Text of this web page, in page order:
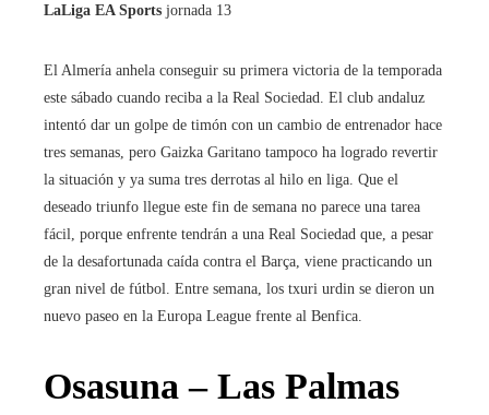
LaLiga EA Sports jornada 13
El Almería anhela conseguir su primera victoria de la temporada
este sábado cuando reciba a la Real Sociedad. El club andaluz
intentó dar un golpe de timón con un cambio de entrenador hace
tres semanas, pero Gaizka Garitano tampoco ha logrado revertir
la situación y ya suma tres derrotas al hilo en liga. Que el
deseado triunfo llegue este fin de semana no parece una tarea
fácil, porque enfrente tendrán a una Real Sociedad que, a pesar
de la desafortunada caída contra el Barça, viene practicando un
gran nivel de fútbol. Entre semana, los txuri urdin se dieron un
nuevo paseo en la Europa League frente al Benfica.
Osasuna – Las Palmas